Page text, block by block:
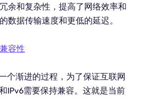
余和复杂性，提高了网络效率和
数据传输速度和更低的延迟。
容性
个渐进的过程，为了保证互联网
IPv6需要保持兼容。这就是当前